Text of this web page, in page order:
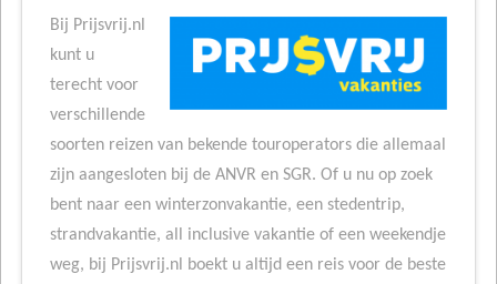
Bij Prijsvrij.nl
kunt u
terecht voor
verschillende
soorten reizen van bekende touroperators die allemaal
zijn aangesloten bij de ANVR en SGR. Of u nu op zoek
bent naar een winterzonvakantie, een stedentrip,
strandvakantie, all inclusive vakantie of een weekendje
weg, bij Prijsvrij.nl boekt u altijd een reis voor de beste